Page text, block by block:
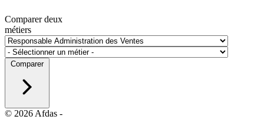
Comparer deux
métiers
Comparer
© 2026 Afdas -